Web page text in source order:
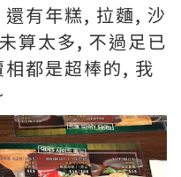
有年糕, 拉麵, 沙
算太多, 不過足已
都是超棒的, 我